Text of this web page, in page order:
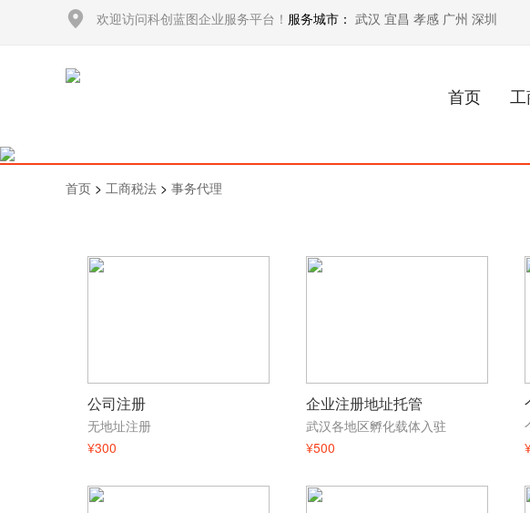
欢迎访问科创蓝图企业服务平台！ 服务城市： 武汉 宜昌 孝感 广州 深圳
首页
首页 > 工商税法 > 事务代理
公司注册
无地址注册
¥300
企业注册地址托管
武汉各地区孵化载体入驻
¥500